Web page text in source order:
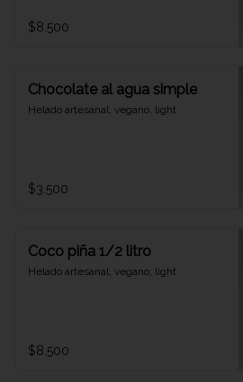
$8.500
Chocolate al agua simple
Helado artesanal, vegano, light
$3.500
Coco piña 1/2 litro
Helado artesanal, vegano, light
$8.500